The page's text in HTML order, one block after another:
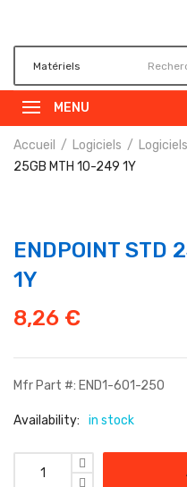
MENU
Accueil Logiciels
25GB MTH 10-249 1Y
ENDPOINT STD
1Y
8,26 €
Mfr Part #: END1-601-250
Availability: in stock